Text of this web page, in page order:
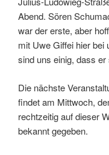
Abend. Sören
war der erste, aber
mit Uwe Giffei hier bei
sind uns einig, dass
Die nächste
findet am Mittwoch,
rechtzeitig auf dieser
bekannt gegeben.